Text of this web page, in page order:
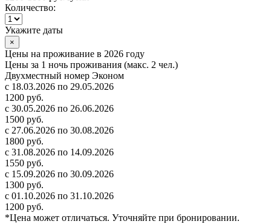
Количество:
Укажите даты
×
Цены на проживание в 2026 году
Цены за 1 ночь проживания (макс. 2 чел.)
Двухместный номер Эконом
с 18.03.2026 по 29.05.2026
1200 руб.
с 30.05.2026 по 26.06.2026
1500 руб.
с 27.06.2026 по 30.08.2026
1800 руб.
с 31.08.2026 по 14.09.2026
1550 руб.
с 15.09.2026 по 30.09.2026
1300 руб.
с 01.10.2026 по 31.10.2026
1200 руб.
*Цена может отличаться. Уточняйте при бронировании.